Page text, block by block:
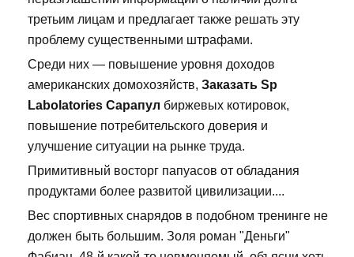
третьим лицам и предлагает также решать эту
проблему существенными штрафами.
Среди них — повышение уровня доходов
американских домохозяйств, Заказать Sp
Labolatories Сарапул биржевых котировок,
повышение потребительского доверия и
улучшение ситуации на рынке труда.
Примитивный восторг папуасов от обладания
продуктами более развитой цивилизации....
Вес спортивных снарядов в подобном тренинге не
должен быть большим. Золя роман "Деньги"